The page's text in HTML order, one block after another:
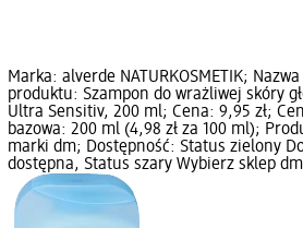
Marka: alverde NATURKOSMETIK; Nazwa
produktu: Szampon do wrażliwej skóry
Ultra Sensitiv, 200 ml; Cena: 9,95 zł;
bazowa: 200 ml (4,98 zł za 100 ml);
marki dm; Dostępność: Status zielony
dostępna, Status szary Wybierz sklep dm